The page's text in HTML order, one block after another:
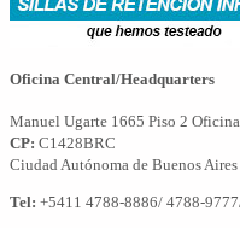
Oficina Central/Headquarters
Manuel Ugarte 1665 Piso 2
CP: C1428BRC
Ciudad Autónoma de Buenos Aires
Tel: +5411 4788-8886/ 4788-